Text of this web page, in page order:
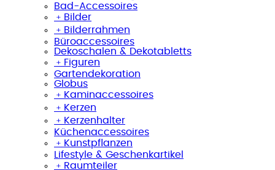
Bad-Accessoires
﹢ Bilder
﹢ Bilderrahmen
Büroaccessoires
Dekoschalen & Dekotabletts
﹢ Figuren
Gartendekoration
Globus
﹢ Kaminaccessoires
﹢ Kerzen
﹢ Kerzenhalter
Küchenaccessoires
﹢ Kunstpflanzen
Lifestyle & Geschenkartikel
﹢ Raumteiler